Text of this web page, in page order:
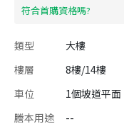
​符合首購資格嗎?
類型 大樓
樓層
8樓/14樓
車位
1個坡道平面
謄本用途
--